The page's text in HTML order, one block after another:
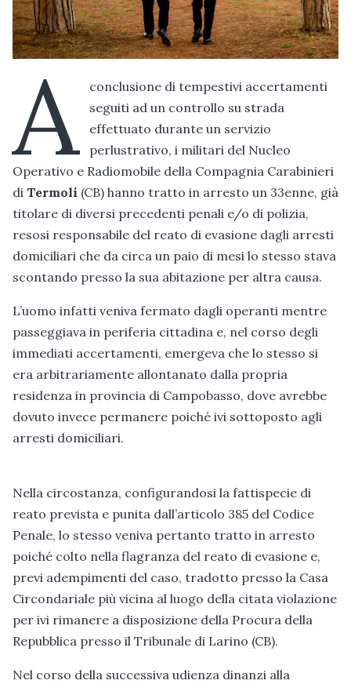
A
conclusione di tempestivi accertamenti
seguiti ad un controllo su strada
effettuato durante un servizio
perlustrativo, i militari del Nucleo
Operativo e Radiomobile della Compagnia Carabinieri
di Termoli (CB) hanno tratto in arresto un 33enne, già
titolare di diversi precedenti penali e/o di polizia,
resosi responsabile del reato di evasione dagli arresti
domiciliari che da circa un paio di mesi lo stesso stava
scontando presso la sua abitazione per altra causa.
L’uomo infatti veniva fermato dagli operanti mentre
passeggiava in periferia cittadina e, nel corso degli
immediati accertamenti, emergeva che lo stesso si
era arbitrariamente allontanato dalla propria
residenza in provincia di Campobasso, dove avrebbe
dovuto invece permanere poiché ivi sottoposto agli
arresti domiciliari.
Nella circostanza, configurandosi la fattispecie di
reato prevista e punita dall’articolo 385 del Codice
Penale, lo stesso veniva pertanto tratto in arresto
poiché colto nella flagranza del reato di evasione e,
previ adempimenti del caso, tradotto presso la Casa
Circondariale più vicina al luogo della citata violazione
per ivi rimanere a disposizione della Procura della
Repubblica presso il Tribunale di Larino (CB).
Nel corso della successiva udienza dinanzi alla